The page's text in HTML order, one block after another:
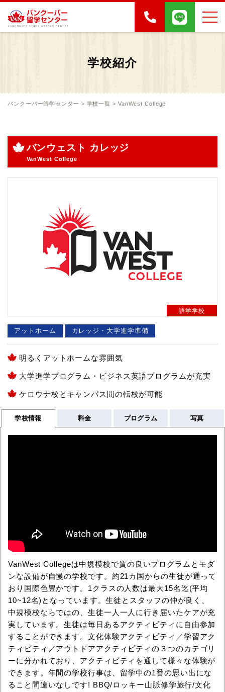
学校紹介
バンクーバー留学センター > 学校一覧 > VanWest College
バンウェスト カレッジ
VanWest College
語学学校
アットホーム カレッジ・大学進学準備
明るくアットホームな雰囲気
大学進学プログラム・ビジネス英語プログラムが充実
ケロウナ校とキャンパス間の転校が可能
学校情報 料金 プログラム 写真
VanWest Collegeは中規模校で質の良いプログラムとモダ
ンな設備が自慢の学校です。約21カ国からの生徒が通って
おり国際色豊かです。1クラスの人数は最大15名迄(平均
10~12名)となっています。生徒とスタッフの仲が良く、
中規模校ならではの、生徒一人一人に行き届いたケアが充
実しています。生徒は毎日あるアクティビティに自由参加
することができます。文化体験アクティビティ／学習アク
ティビティ／アウトドアアクティビティの３つのカテゴリ
ーに分かれており、アクティビティを通して様々な体験が
できます。年間の学校行事は、留学中の1番の思い出にな
ること間違いなしです! BBQ/ロッキー山脈修学旅行/文化